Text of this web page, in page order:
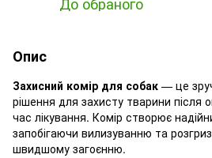
Опис
Захисний комір для собак — це
рішення для захисту тварини після
час лікування. Комір створює
запобігаючи вилизуванню та
швидшому загоєнню.